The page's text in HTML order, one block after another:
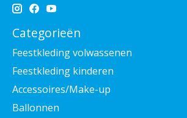
Categorieën
Feestkleding volwassenen
Feestkleding kinderen
Accessoires/Make-up
Ballonnen